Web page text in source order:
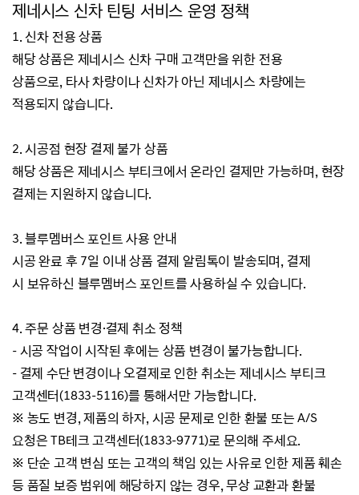
제네시스 신차 틴팅 서비스 운영 정책
1. 신차 전용 상품
해당 상품은 제네시스 신차 구매 고객만을 위한 전용
상품으로, 타사 차량이나신차가 아닌 제네시스 차량에는
적용되지 않습니다.
2. 시공점 현장 결제 불가 상품
해당 상품은 제네시스 부티크에서 온라인 결제만 가능하며, 현장
결제는 지원하지 않습니다.
3. 블루멤버스 포인트 사용 안내
시공 완료 후 7일 이내 상품 결제 알림톡이 발송되며, 결제
시 보유하신 블루멤버스 포인트를 사용하실 수 있습니다.
4. 주문 상품 변경·결제 취소 정책
- 시공 작업이 시작된 후에는 상품 변경이 불가능합니다.
- 결제 수단 변경이나 오결제로 인한 취소는 제네시스 부티크
고객센터(1833-5116)를 통해서만 가능합니다.
※ 농도 변경, 제품의 하자, 시공 문제로 인한 환불 또는 A/S
요청은 TB테크 고객센터(1833-9771)로 문의해 주세요.
※ 단순 고객 변심 또는 고객의 책임 있는 사유로 인한 제품 훼손
등 품질 보증 범위에 해당하지 않는 경우, 무상 교환과 환불